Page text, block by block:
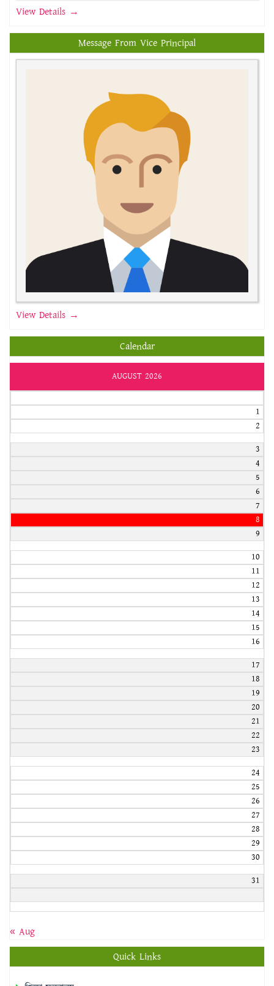
View Details →
Message From Vice Principal
View Details →
Calendar
AUGUST 2026
1
2
3
4
5
6
7
8
9
10
11
12
13
14
15
16
17
18
19
20
21
22
23
24
25
26
27
28
29
30
31
« Aug
Quick Links